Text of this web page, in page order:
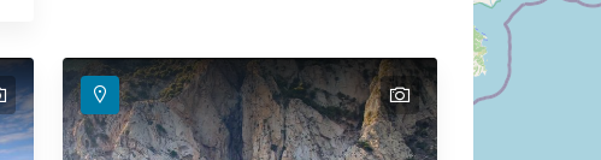
text text